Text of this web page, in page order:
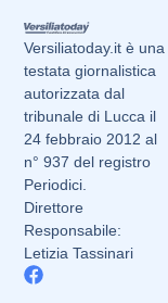
Versiliatoday.it è una
testata giornalistica
autorizzata dal
tribunale di Lucca il
24 febbraio 2012 al
n° 937 del registro
Periodici.
Direttore
Responsabile:
Letizia Tassinari